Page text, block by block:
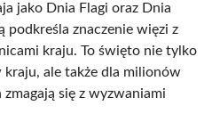
jako Dnia Flagi oraz Dnia
podkreśla znaczenie więzi z
kraju. To święto nie tylko
ale także dla milionów
się z wyzwaniami